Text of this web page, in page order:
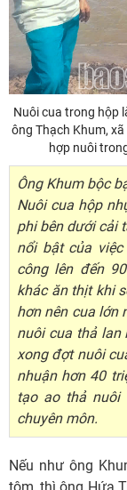
Nuôi cua trong hộp
ông Thạch Khum,
hợp nuôi
Ông Khum bộc
Nuôi cua hộp
phi bên dưới cải
nổi bật của
công lên đến
khác ăn thịt khi
hơn nên cua lớn
nuôi cua thả lan
xong đợt nuôi
nhuận hơn 40
tạo ao thả nuôi
chuyên môn.
Nếu như ông